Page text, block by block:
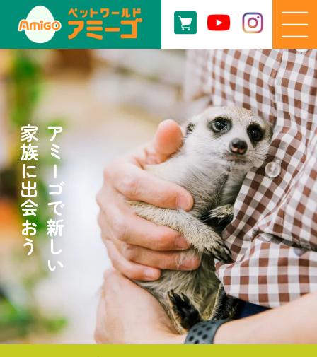
アミーゴで新しい
家族に出会おう